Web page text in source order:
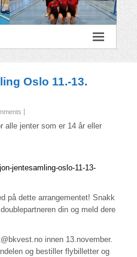
Oslo 11.-13.
alle jenter som er 14 år eller
jentesamling-oslo-11-13-
på dette arrangementet! Snakk
din og meld dere
innen 13.november.
og bestiller flybilletter og